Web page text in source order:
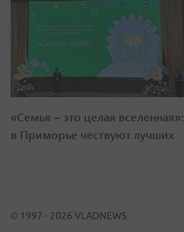
«Семья – это целая вселенная»:
в Приморье чествуют лучших
© 1997 - 2026 VLADNEWS